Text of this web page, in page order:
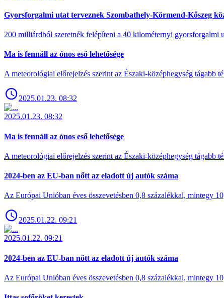
Gyorsforgalmi utat terveznek Szombathely-Körmend-Kőszeg
200 milliárdból szeretnék felépíteni a 40 kilométernyi gyorsforgalmi
Ma is fennáll az ónos eső lehetősége
A meteorológiai előrejelzés szerint az Északi-középhegység tágabb
2025.01.23. 08:32
2025.01.23. 08:32
Ma is fennáll az ónos eső lehetősége
A meteorológiai előrejelzés szerint az Északi-középhegység tágabb
2024-ben az EU-ban nőtt az eladott új autók száma
Az Európai Unióban éves összevetésben 0,8 százalékkal, mintegy
2025.01.22. 09:21
2025.01.22. 09:21
2024-ben az EU-ban nőtt az eladott új autók száma
Az Európai Unióban éves összevetésben 0,8 százalékkal, mintegy